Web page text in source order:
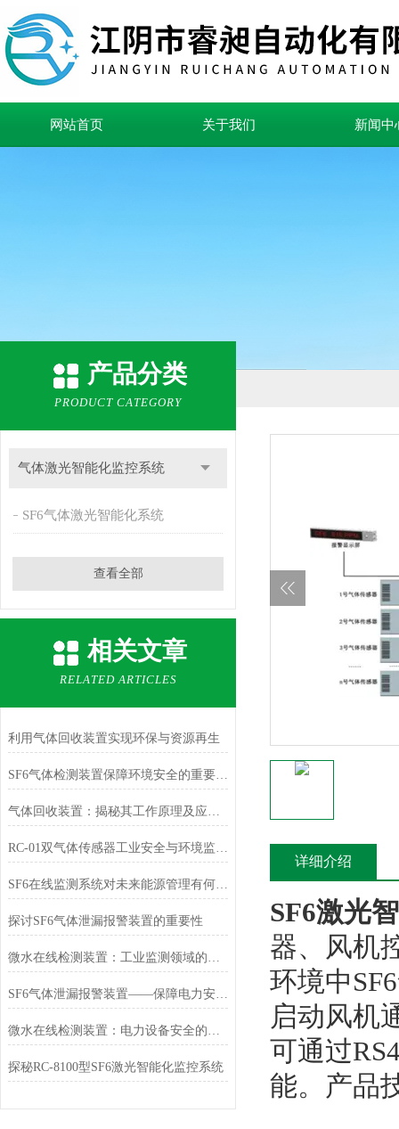
网站首页 关于我们 新闻中
产品分类
PRODUCT CATEGORY
气体激光智能化监控系统
SF6气体激光智能化系统
查看全部
相关文章
RELATED ARTICLES
利用气体回收装置实现环保与资源再生
SF6气体检测装置保障环境安全的重要工具
气体回收装置：揭秘其工作原理及应用场景！
RC-01双气体传感器工业安全与环境监测的设备
SF6在线监测系统对未来能源管理有何帮助
探讨SF6气体泄漏报警装置的重要性
微水在线检测装置：工业监测领域的革新实践
SF6气体泄漏报警装置——保障电力安全的守门员
微水在线检测装置：电力设备安全的隐形设备
探秘RC-8100型SF6激光智能化监控系统
详细介绍
SF6激光
器、风机
环境中
启动风机
可通过
能。产品